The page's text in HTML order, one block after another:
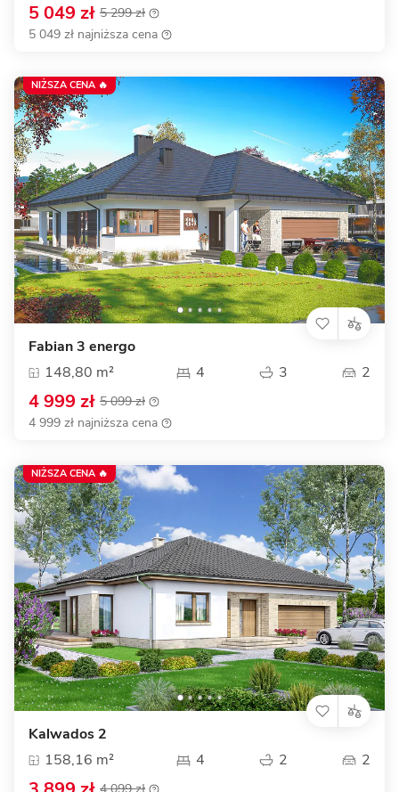
5 049 zł 5 299 zł
5 049 zł najniższa cena
Fabian 3 energo
148,80 m²
4 3 2
4 999 zł 5 099 zł
4 999 zł najniższa cena
NIŻSZA CENA 🔥
Kalwados 2
158,16 m²
4 2 2
NIŻSZA CENA 🔥